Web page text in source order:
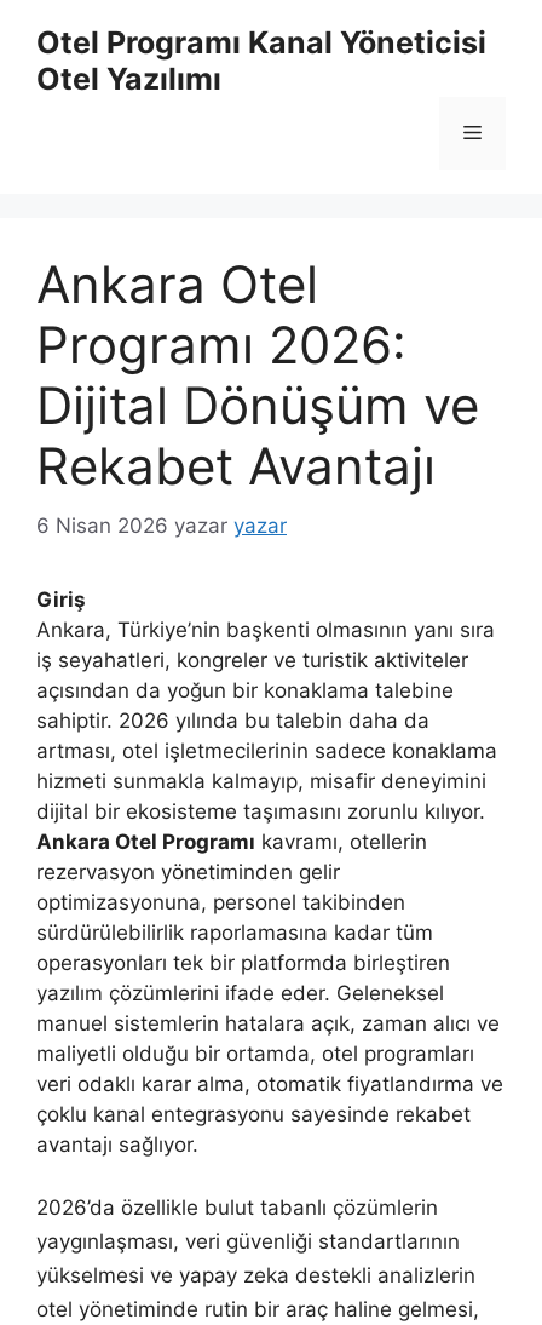
Otel Programı Kanal Yöneticisi
Otel Yazılımı
Menü
Ankara Otel
Programı 2026:
Dijital Dönüşüm ve
Rekabet Avantajı
6 Nisan 2026 yazar yazar
Giriş
Ankara, Türkiye’nin başkenti olmasının yanı sıra
iş seyahatleri, kongreler ve turistik aktiviteler
açısından da yoğun bir konaklama talebine
sahiptir. 2026 yılında bu talebin daha da
artması, otel işletmecilerinin sadece konaklama
hizmeti sunmakla kalmayıp, misafir deneyimini
dijital bir ekosisteme taşımasını zorunlu kılıyor.
Ankara Otel Programı kavramı, otellerin
rezervasyon yönetiminden gelir
optimizasyonuna, personel takibinden
sürdürülebilirlik raporlamasına kadar tüm
operasyonları tek bir platformda birleştiren
yazılım çözümlerini ifade eder. Geleneksel
manuel sistemlerin hatalara açık, zaman alıcı ve
maliyetli olduğu bir ortamda, otel programları
veri odaklı karar alma, otomatik fiyatlandırma ve
çoklu kanal entegrasyonu sayesinde rekabet
avantajı sağlıyor.
2026’da özellikle bulut tabanlı çözümlerin
yaygınlaşması, veri güvenliği standartlarının
yükselmesi ve yapay zeka destekli analizlerin
otel yönetiminde rutin bir araç haline gelmesi,